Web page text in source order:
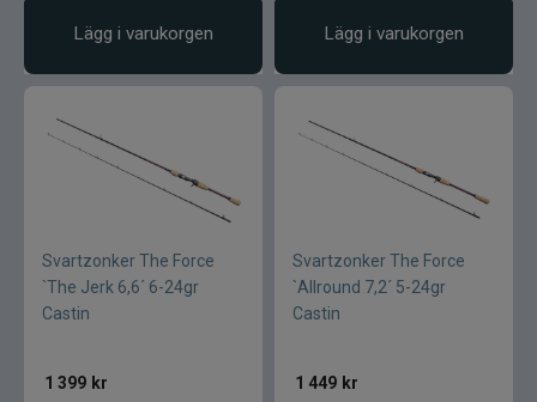
Lägg i varukorgen Lägg i varukorgen
Svartzonker The Force
`The Jerk 6,6´ 6-24gr
Castin
1 399 kr
Svartzonker The Force
`Allround 7,2´ 5-24gr
Castin
1 449 kr